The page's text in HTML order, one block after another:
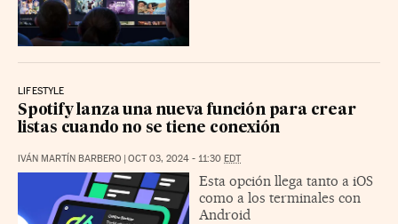
LIFESTYLE
Spotify lanza una nueva función para crear
listas cuando no se tiene conexión
IVÁN MARTÍN BARBERO | OCT 03, 2024 - 11:30 EDT
Esta opción llega tanto a iOS
como a los terminales con
Android